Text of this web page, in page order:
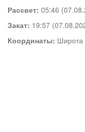
Рассвет: 05:46
Закат: 19:57
Координаты: Широта